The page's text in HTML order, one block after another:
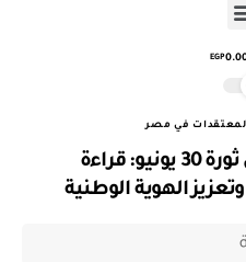
EGP
في مصر
الوعي الشعبي المصري في ثورة 30 يونيو: قراءة
الهوية الوطنية